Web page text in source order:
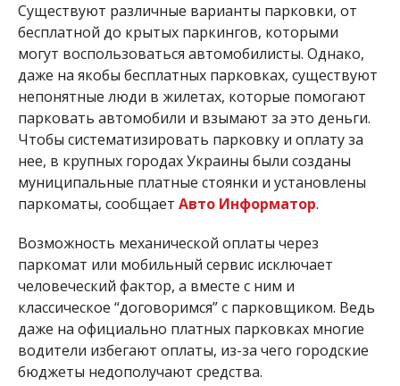
Существуют различные варианты парковки, от
бесплатной до крытых паркингов, которыми
могут воспользоваться автомобилисты. Однако,
даже на якобы бесплатных парковках, существуют
непонятные люди в жилетах, которые помогают
парковать автомобили и взымают за это деньги.
Чтобы систематизировать парковку и оплату за
нее, в крупных городах Украины были созданы
муниципальные платные стоянки и установлены
паркоматы, сообщает Авто Информатор.
Возможность механической оплаты через
паркомат или мобильный сервис исключает
человеческий фактор, а вместе с ним и
классическое “договоримся” с парковщиком. Ведь
даже на официально платных парковках многие
водители избегают оплаты, из-за чего городские
бюджеты недополучают средства.